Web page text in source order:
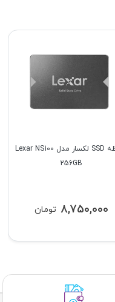
حافظه SSD لکسار مدل Lexar NS100
256GB
تومان 8,750,000